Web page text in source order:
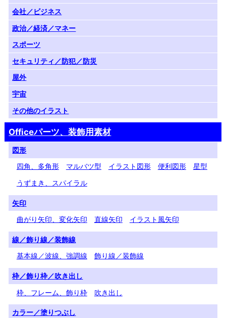
会社／ビジネス
政治／経済／マネー
スポーツ
セキュリティ／防犯／防災
屋外
宇宙
その他のイラスト
Officeパーツ、装飾用素材
図形
四角、多角形
マルバツ型 イラスト図形 便利図形
星型
うずまき、スパイラル
矢印
曲がり矢印、変化矢印
直線矢印 イラスト風矢印
線／飾り線／装飾線
基本線／波線、強調線
飾り線／装飾線
枠／飾り枠／吹き出し
枠、フレーム、飾り枠
吹き出し
カラー／塗りつぶし